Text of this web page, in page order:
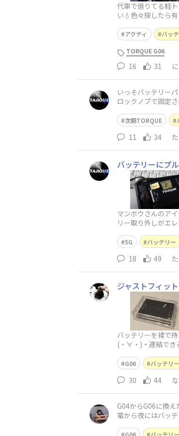
代車で借りてる軽
い💧色々探したら
アクティ バッ
TORQUE G06
16 31
いっそバッテリー
ロックノブで固定
次期TORQUE
11 34
バッテリーにプ
マンボウさんのア
リー取り外しがエ
5G バッテリー
18 49
ジャストフィット
バッテリーを裸で
(⁠・⁠∀⁠・⁠)・連結でき
G06 バッテリー
30 44
G04からG06に換
電から夜にはバッ
G06 バッテリー